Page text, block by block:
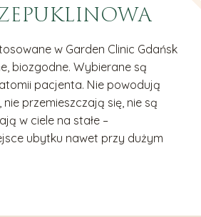
w Garden Clinic Gdańsk
biozgodne. Wybierane są
pacjenta. Nie powodują
przemieszczają się, nie są
w ciele na stałe –
ubytku nawet przy dużym